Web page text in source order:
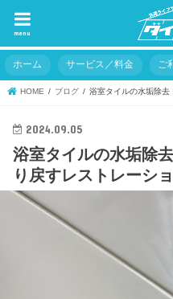
menu
ホーム サービス／料金 ご
HOME ブログ 浴室タイルの水垢除去
2024.09.05
浴室タイルの水垢除
り戻すレストレーシ